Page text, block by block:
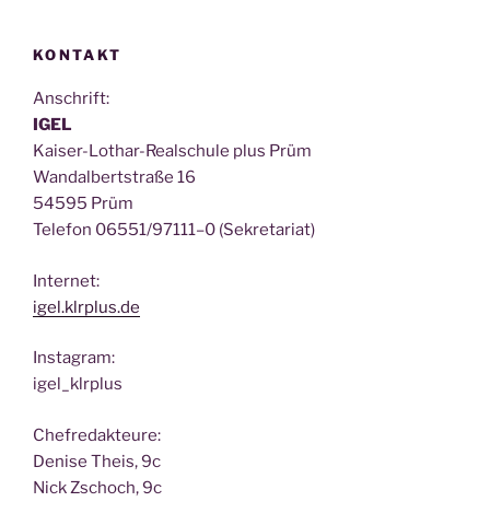
KONTAKT
Anschrift:
IGEL
Kai­ser-Lothar-Real­schu­le plus Prüm
Wan­dal­bert­stra­ße 16
54595 Prüm
Tele­fon 06551/97111–0 (Sekre­ta­ri­at)
Inter­net:
igel.klrplus.de
Insta­gram:
igel_klrplus
Chef­re­dak­teu­re:
Deni­se Theis, 9c
Nick Zscho­ch, 9c